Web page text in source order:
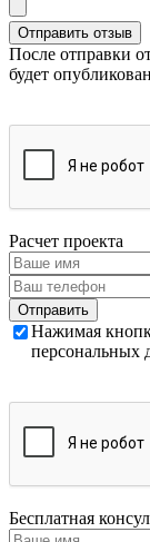
После отправки
будет
Расчет проекта
Нажимая
персональных
Бесплатная